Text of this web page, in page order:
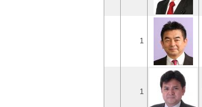
1
1